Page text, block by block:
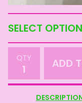
QTY ADD